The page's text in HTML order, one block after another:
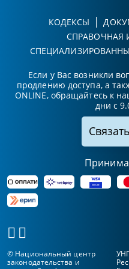
КОДЕКСЫ
СПРАВОЧНАЯ
Если у Вас возникли
продлению доступа, а
ONLINE, обращайтесь к
дни с
© Национальный центр
законодательства и